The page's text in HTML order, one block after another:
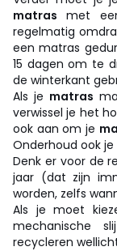
matras met
regelmatig
een matras
15 dagen om te
de winterkant
Als je matras
verwissel je het
ook aan om je
Onderhoud ook je
Denk er voor de
jaar (dat zijn
worden, zelfs
Als je moet
mechanische
recycleren